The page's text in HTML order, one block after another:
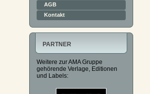
AGB
Kontakt
PARTNER
Weitere zur AMA Gruppe
gehörende Verlage, Editionen
und Labels: